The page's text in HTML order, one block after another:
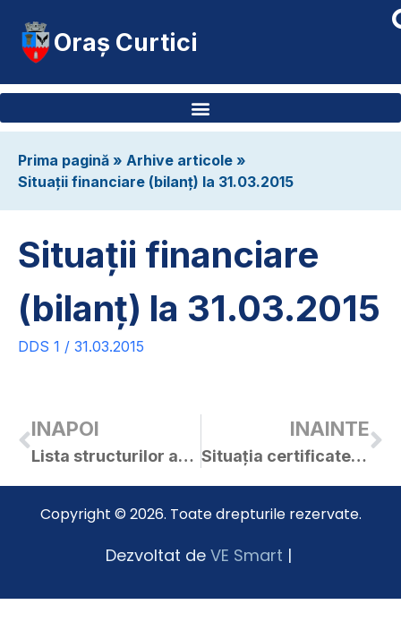
Oraș Curtici
Prima pagină » Arhive articole »
Situații financiare (bilanț) la 31.03.2015
Situații financiare
(bilanț) la 31.03.2015
DDS 1 / 31.03.2015
INAPOI
Lista structurilor asociative
INAINTE
Situația certificatelor de urbanism și a autorizațiilor de construire emise în APRILIE 2015
Copyright © 2026. Toate drepturile rezervate.
Dezvoltat de VE Smart |